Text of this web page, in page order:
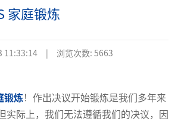
家庭锻炼
11:33:14 | 浏览次数: 5663
锻炼！作出决议开始锻炼是我们多年来
实际上，我们无法遵循我们的决议，因